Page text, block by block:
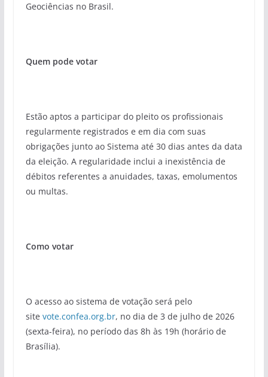
Geociências no Brasil.
Quem pode votar
Estão aptos a participar do pleito os profissionais
regularmente registrados e em dia com suas
obrigações junto ao Sistema até 30 dias antes da data
da eleição. A regularidade inclui a inexistência de
débitos referentes a anuidades, taxas, emolumentos
ou multas.
Como votar
O acesso ao sistema de votação será pelo
site vote.confea.org.br, no dia de 3 de julho de 2026
(sexta-feira), no período das 8h às 19h (horário de
Brasília).